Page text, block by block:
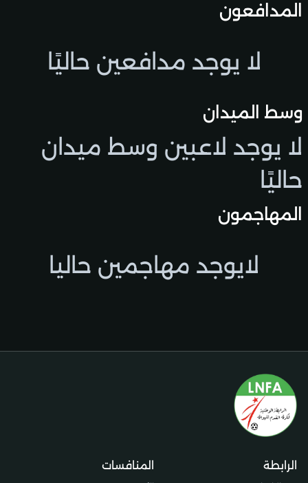
المدافعون
لا يوجد مدافعين حاليًا
وسط الميدان
لا يوجد لاعبين وسط ميدان
حاليًا
المهاجمون
لايوجد مهاجمين حاليا
الرابطة المنافسات